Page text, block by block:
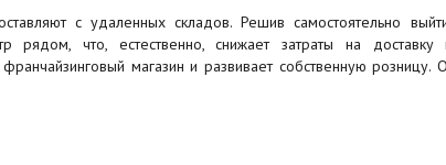
с удаленных складов. Решив самостоятельно
рядом, что, естественно, снижает затраты на
магазин и развивает собственную розницу.